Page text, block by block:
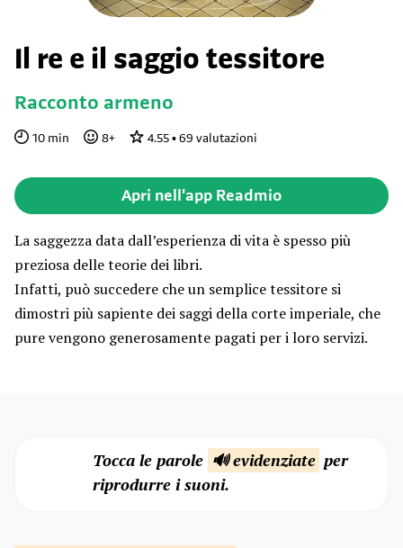
Il re e il saggio tessitore
Racconto armeno
10 min 8+ 4.55 • 69 valutazioni
Apri nell'app Readmio
La saggezza data dall’esperienza di vita è spesso più
preziosa delle teorie dei libri.
Infatti, può succedere che un semplice tessitore si
dimostri più sapiente dei saggi della corte imperiale, che
pure vengono generosamente pagati per i loro servizi.
Tocca le parole 🔊 evidenziate per
riprodurre i suoni.